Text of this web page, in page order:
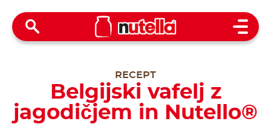
Open
RECEPT
Belgijski vafelj z
jagodičjem in Nutello®